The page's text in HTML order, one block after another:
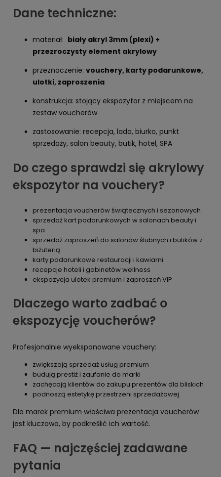
Dane techniczne:
materiał: biały akryl 3mm (plexi) +
przezroczysty element akrylowy
przeznaczenie: vouchery, karty podarunkowe,
ulotki, zaproszenia
konstrukcja: stojący ekspozytor z miejscem na
zestaw voucherów
zastosowanie: recepcja, lada, biurko, punkt
sprzedaży, salon beauty, butik, hotel, SPA
Do czego sprawdzi się akrylowy
ekspozytor na vouchery?
prezentacja voucherów świątecznych i sezonowych
sprzedaż kart podarunkowych w salonach beauty i
spa
sprzedaż zaproszeń do salonów ślubnych i butików z
biżuterią
karty podarunkowe restauracji i kawiarni
recepcje hoteli i gabinetów wellness
ekspozycja ulotek premium i zaproszeń VIP
Dlaczego warto zadbać o
ekspozycję voucherów?
Profesjonalnie wyeksponowane vouchery:
zwiększają sprzedaż usług premium
budują prestiż i zaufanie do marki
zachęcają klientów do zakupu prezentów dla bliskich
podnoszą estetykę przestrzeni sprzedażowej
Dla marek premium właściwa prezentacja voucherów
jest kluczowa, by podkreślić ich wartość.
FAQ — najczęściej zadawane
pytania